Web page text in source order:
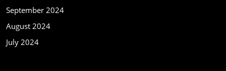
September 2024
August 2024
July 2024